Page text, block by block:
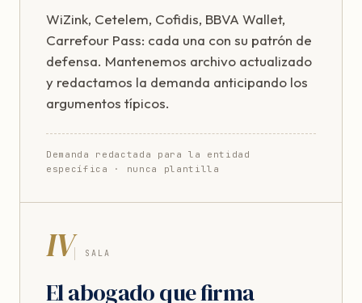
WiZink, Cetelem, Cofidis, BBVA Wallet,
Carrefour Pass: cada una con su patrón de
defensa. Mantenemos archivo actualizado
y redactamos la demanda anticipando los
argumentos típicos.
Demanda redactada para la entidad
específica · nunca plantilla
IV SALA
El abogado que firma